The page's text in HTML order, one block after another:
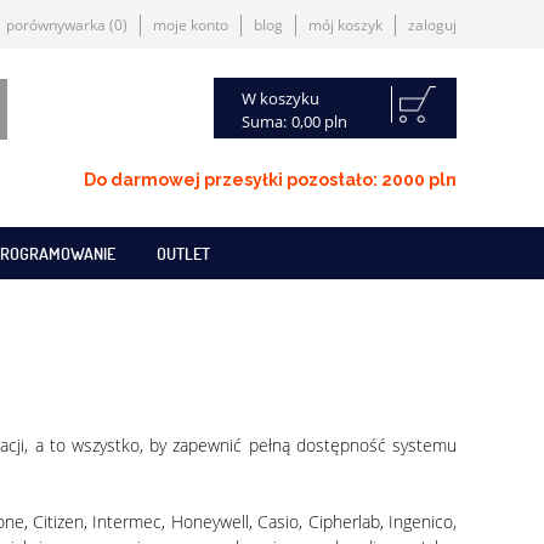
porównywarka (0) moje konto blog mój koszyk zaloguj
W koszyku
Suma: 0,00 pln
Do darmowej przesyłki pozostało: 2000 pln
OUTLET
a to wszystko, by zapewnić pełną dostępność systemu
Citizen, Intermec, Honeywell, Casio, Cipherlab, Ingenico,